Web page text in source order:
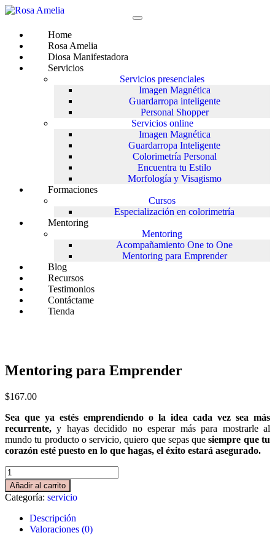
Saltar
contenido
Home
Rosa Amelia
Diosa Manifestadora
Servicios
Servicios presenciales
Imagen Magnética
Guardarropa inteligente
Personal Shopper
Servicios online
Imagen Magnética
Guardarropa Inteligente
Colorimetría Personal
Encuentra tu Estilo
Morfología y Visagismo
Formaciones
Cursos
Especialización en colorimetría
Mentoring
Mentoring
Acompañamiento One to One
Mentoring para Emprender
Blog
Recursos
Testimonios
Contáctame
Tienda
Mentoring para Emprender
$167.00
Sea que ya estés emprendiendo o la idea cada vez sea más
recurrente, y hayas decidido no esperar más para mostrarle al
mundo tu producto o servicio, quiero que sepas quesiempre que tu
corazón esté puesto en lo que hagas, el éxito estará asegurado.
Mentoring
para
Emprender
cantidad
Añadir al carrito
Categoría: servicio
Descripción
Valoraciones (0)